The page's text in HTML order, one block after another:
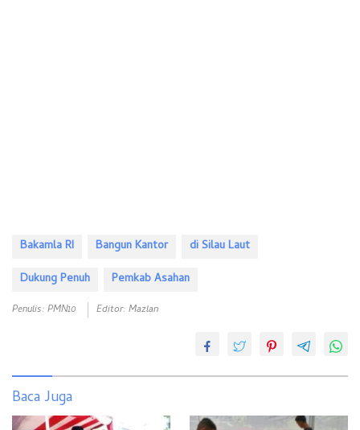
Bakamla RI Bangun Kantor
di Silau Laut
Dukung Penuh
Pemkab Asahan
Penulis: PMN10 Editor: Mazlan
Baca Juga